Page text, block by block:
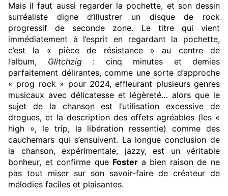
Mais il faut aussi regarder la pochette, et son dessin
surréaliste digne d’illustrer un disque de rock
progressif de seconde zone. Le titre qui vient
immédiatement à l’esprit en regardant la pochette,
c’est la « pièce de résistance » au centre de
l’album,
Glitchzig
: cinq minutes et demies
parfaitement délirantes, comme une sorte d’approche
« prog rock » pour 2024, effleurant plusieurs genres
musicaux avec délicatesse et légèreté… alors que le
sujet de la chanson est l’utilisation excessive de
drogues, et la description des effets agréables (les «
high », le trip, la libération ressentie) comme des
cauchemars qui s’ensuivent. La longue conclusion de
la chanson, expérimentale, jazzy, est un véritable
bonheur, et confirme que Foster a bien raison de ne
pas tout miser sur son savoir-faire de créateur de
mélodies faciles et plaisantes.